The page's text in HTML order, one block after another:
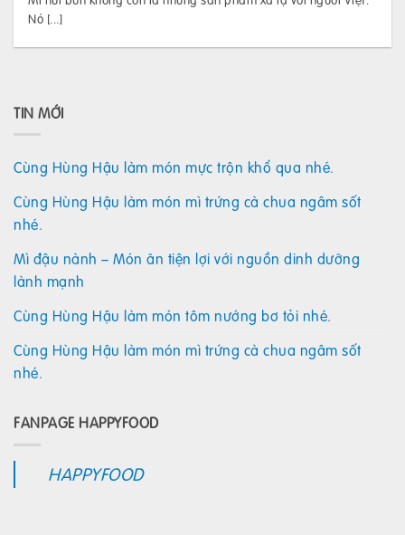
TIN MỚI
Cùng Hùng Hậu làm món mực trộn khổ qua nhé.
Cùng Hùng Hậu làm món mì trứng cà chua ngâm sốt
nhé.
Mì đậu nành – Món ăn tiện lợi với nguồn dinh dưỡng
lành mạnh
Cùng Hùng Hậu làm món tôm nướng bơ tỏi nhé.
Cùng Hùng Hậu làm món mì trứng cà chua ngâm sốt
nhé.
FANPAGE HAPPYFOOD
HAPPYFOOD
Nó [...]